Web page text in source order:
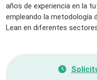
años de experiencia en la
empleando la metodología
Lean en diferentes